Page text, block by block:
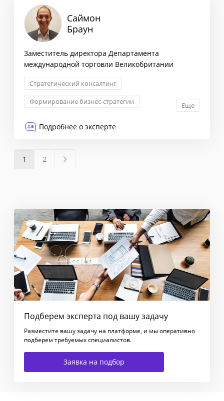
Саймон
Браун
Заместитель директора Департамента
международной торговли Великобритании
Стратегический консалтинг
Формирование бизнес-стратегии
Еще
Подробнее о эксперте
1 2
Подберем эксперта под вашу задачу
Разместите вашу задачу на платформе, и мы оперативно
подберем требуемых специалистов.
Заявка на подбор